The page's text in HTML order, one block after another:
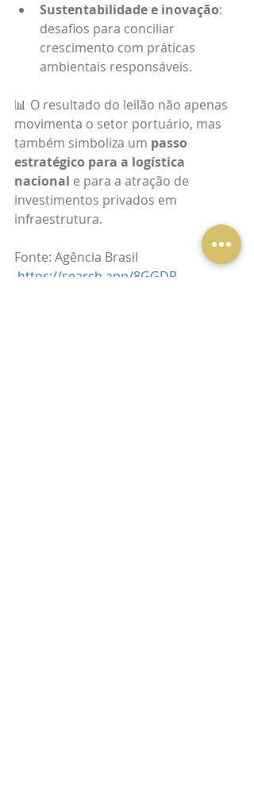
Sustentabilidade e inovação:
desafios para conciliar
crescimento com práticas
ambientais responsáveis.
📊 O resultado do leilão não apenas
movimenta o setor portuário, mas
também simboliza um passo
estratégico para a logística
nacional e para a atração de
investimentos privados em
infraestrutura.
Fonte: Agência Brasil
https://search.app/8GGDR